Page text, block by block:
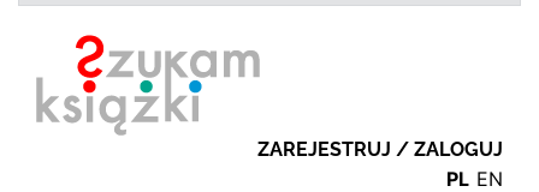
ZAREJESTRUJ / ZALOGUJ
PL EN